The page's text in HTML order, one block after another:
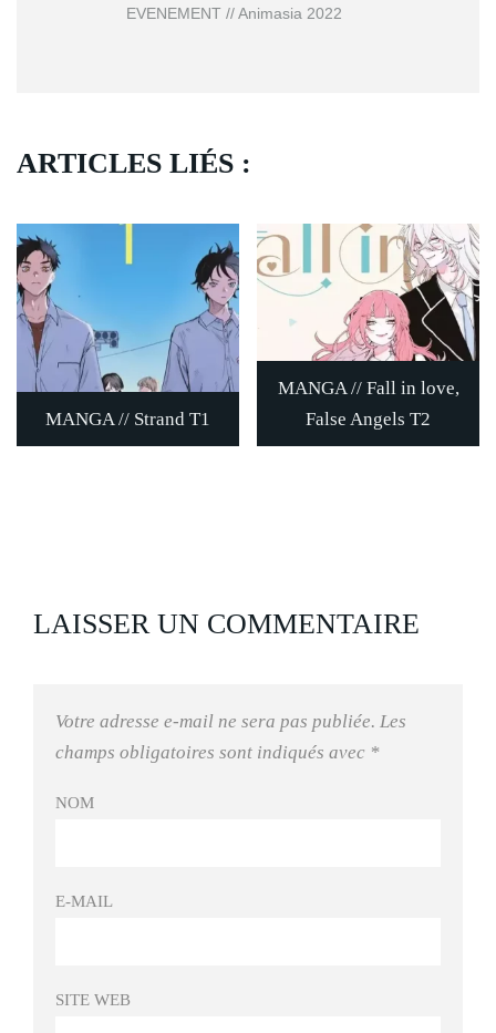
EVENEMENT // Animasia 2022
ARTICLES LIÉS :
MANGA // Strand T1
MANGA // Fall in love,
False Angels T2
LAISSER UN COMMENTAIRE
Votre adresse e-mail ne sera pas publiée. Les
champs obligatoires sont indiqués avec *
NOM
E-MAIL
SITE WEB